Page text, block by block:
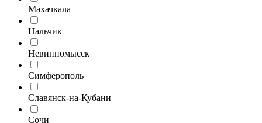
Махачкала
Нальчик
Невинномысск
Симферополь
Славянск-на-Кубани
Сочи